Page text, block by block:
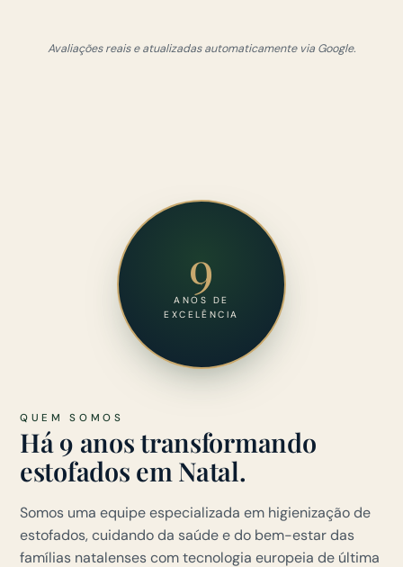
Avaliações reais e atualizadas automaticamente via Google.
9
ANOS DE
EXCELÊNCIA
QUEM SOMOS
Há 9 anos transformando
estofados em Natal.
Somos uma equipe especializada em higienização de
estofados, cuidando da saúde e do bem-estar das
famílias natalenses com tecnologia europeia de última